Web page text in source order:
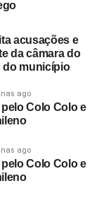
São Filipe, bem
e de
para o
devidamente
portanto,
que ainda
e a bem de
acusações e
da câmara do
do município
ago
Colo Colo e
ago
Colo Colo e